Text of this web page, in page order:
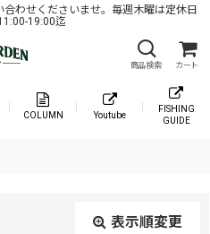
わせくださいませ。毎週木曜は定休日
19:00迄
商品検索 カート
COLUMN Youtube
FISHING
GUIDE
表示順変更